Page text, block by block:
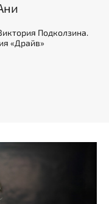
Подколзина.
«Драйв»